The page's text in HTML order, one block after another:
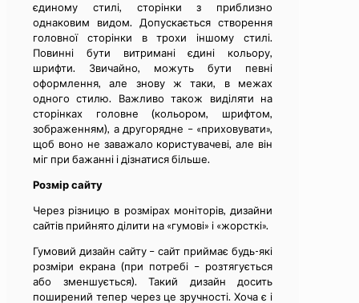
єдиному стилі, сторінки з приблизно
однаковим видом. Допускається створення
головної сторінки в трохи іншому стилі.
Повинні бути витримані єдині кольору,
шрифти. Звичайно, можуть бути певні
оформлення, але знову ж таки, в межах
одного стилю. Важливо також виділяти на
сторінках головне (кольором, шрифтом,
зображенням), а другорядне – «приховувати»,
щоб воно не заважало користувачеві, але він
міг при бажанні і дізнатися більше.
Розмір сайту
Через різницю в розмірах моніторів, дизайни
сайтів прийнято ділити на «гумові» і «жорсткі».
Гумовий дизайн сайту – сайт приймає будь-які
розміри екрана (при потребі – розтягується
або зменшується). Такий дизайн досить
поширений тепер через це зручності. Хоча є і